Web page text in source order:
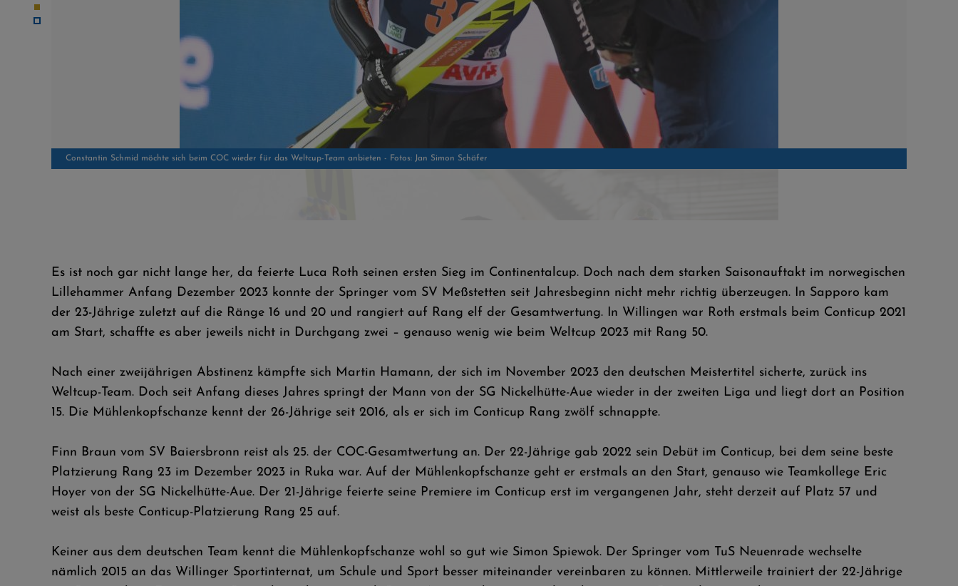
Es ist noch gar nicht lange her, da feierte Luca Roth seinen ersten Sieg im Continentalcup. Doch nach dem starken Saisonauftakt im norwegischen
Lillehammer Anfang Dezember 2023 konnte der Springer vom SV Meßstetten seit Jahresbeginn nicht mehr richtig überzeugen. In Sapporo kam
der 23-Jährige zuletzt auf die Ränge 16 und 20 und rangiert auf Rang elf der Gesamtwertung. In Willingen war Roth erstmals beim Conticup 2021
am Start, schaffte es aber jeweils nicht in Durchgang zwei – genauso wenig wie beim Weltcup 2023 mit Rang 50.
Nach einer zweijährigen Abstinenz kämpfte sich Martin Hamann, der sich im November 2023 den deutschen Meistertitel sicherte, zurück ins
Weltcup-Team. Doch seit Anfang dieses Jahres springt der Mann von der SG Nickelhütte-Aue wieder in der zweiten Liga und liegt dort an Position
15. Die Mühlenkopfschanze kennt der 26-Jährige seit 2016, als er sich im Conticup Rang zwölf schnappte.
Finn Braun vom SV Baiersbronn reist als 25. der COC-Gesamtwertung an. Der 22-Jährige gab 2022 sein Debüt im Conticup, bei dem seine beste
Platzierung Rang 23 im Dezember 2023 in Ruka war. Auf der Mühlenkopfschanze geht er erstmals an den Start, genauso wie Teamkollege Eric
Hoyer von der SG Nickelhütte-Aue. Der 21-Jährige feierte seine Premiere im Conticup erst im vergangenen Jahr, steht derzeit auf Platz 57 und
weist als beste Conticup-Platzierung Rang 25 auf.
Keiner aus dem deutschen Team kennt die Mühlenkopfschanze wohl so gut wie Simon Spiewok. Der Springer vom TuS Neuenrade wechselte
nämlich 2015 an das Willinger Sportinternat, um Schule und Sport besser miteinander vereinbaren zu können. Mittlerweile trainiert der 22-Jährige